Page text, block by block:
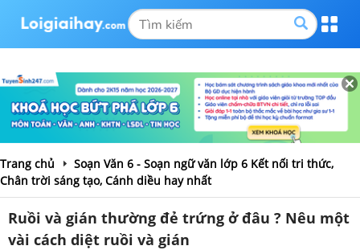
Trang chủ
Soạn Văn 6 - Soạn ngữ văn lớp 6 Kết nối tri thức,
Chân trời sáng tạo, Cánh diều hay nhất
Ruồi và gián thường đẻ trứng ở đâu ? Nêu một
vài cách diệt ruồi và gián